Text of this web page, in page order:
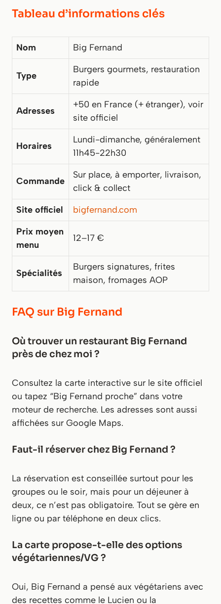
Tableau d’informations clés
Nom Big Fernand
Type
Burgers gourmets, restauration
rapide
Adresses
+50 en France (+ étranger), voir
site officiel
Horaires
Lundi-dimanche, généralement
11h45-22h30
Commande
Sur place, à emporter, livraison,
click & collect
Site officiel
bigfernand.com
Prix moyen
menu
12–17 €
Spécialités
Burgers signatures, frites
maison, fromages AOP
FAQ sur Big Fernand
Où trouver un restaurant Big Fernand
près de chez moi ?
Consultez la carte interactive sur le site officiel
ou tapez “Big Fernand proche” dans votre
moteur de recherche. Les adresses sont aussi
affichées sur Google Maps.
Faut-il réserver chez Big Fernand ?
La réservation est conseillée surtout pour les
groupes ou le soir, mais pour un déjeuner à
deux, ce n’est pas obligatoire. Tout se gère en
ligne ou par téléphone en deux clics.
La carte propose-t-elle des options
végétariennes/VG ?
Oui, Big Fernand a pensé aux végétariens avec
des recettes comme le Lucien ou la